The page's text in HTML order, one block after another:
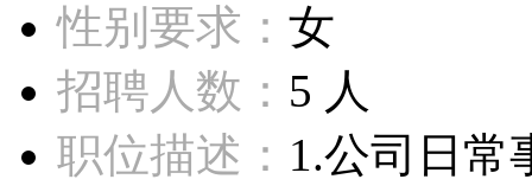
性别要求： 女
招聘人数： 5 人
职位描述： 1.公司日常